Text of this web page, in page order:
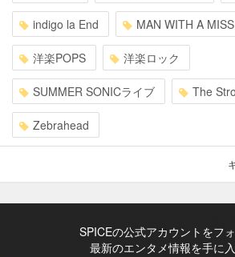
indigo la End MAN WITH A
洋楽POPS 洋楽ロック
SUMMER SONICライブ The
Zebrahead
SPICEの公式アカウントをフ
最新のエンタメ情報を手に